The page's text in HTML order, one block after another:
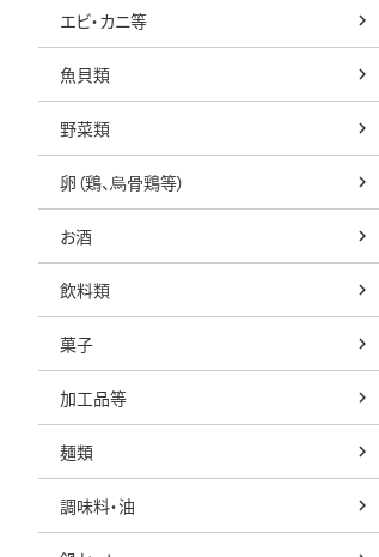
エビ・カニ等
魚貝類
野菜類
卵（鶏、烏骨鶏等）
お酒
飲料類
菓子
加工品等
麺類
調味料・油